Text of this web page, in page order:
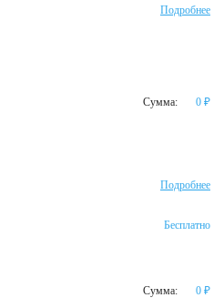
Подробнее
Сумма: 0 ₽
Подробнее
Бесплатно
Сумма: 0 ₽